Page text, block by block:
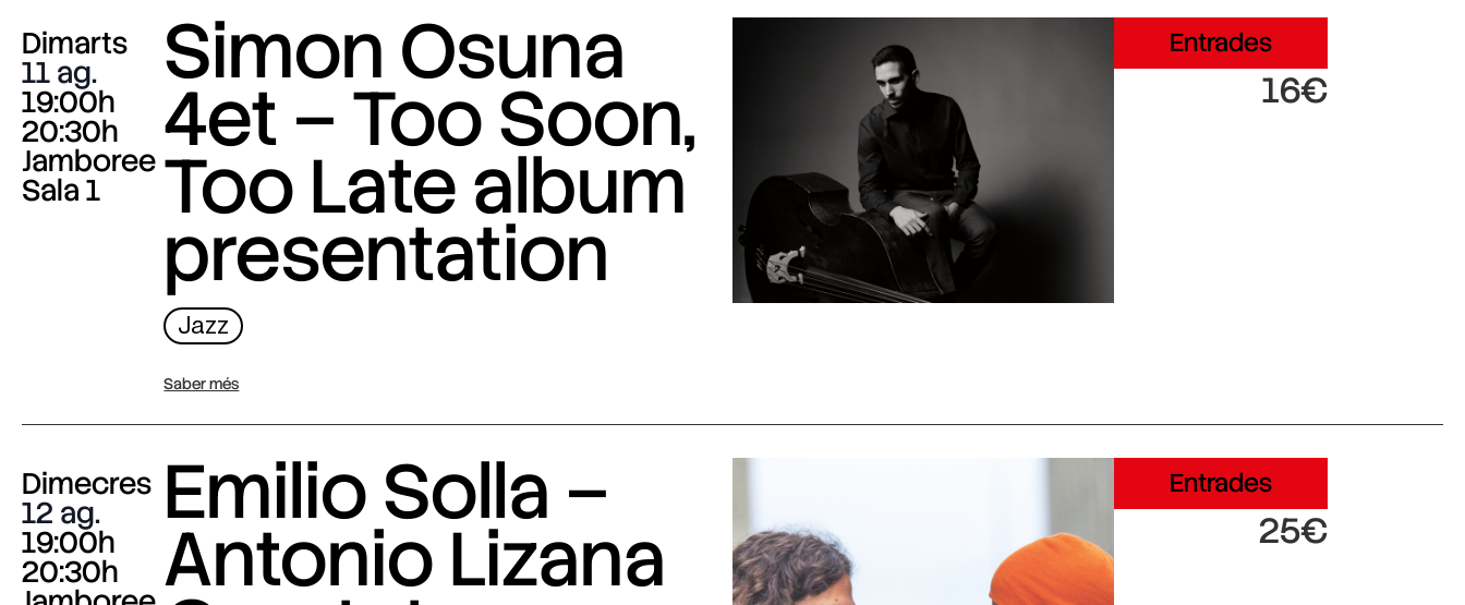
Dimarts
11 ag.
19:00h
20:30h
Jamboree
Sala 1
Simon Osuna
4et – Too Soon,
Too Late album
presentation
Jazz
Saber més
Entrades
16€
Dimecres
12 ag.
19:00h
20:30h
Emilio Solla –
Antonio Lizana
Entrades
25€